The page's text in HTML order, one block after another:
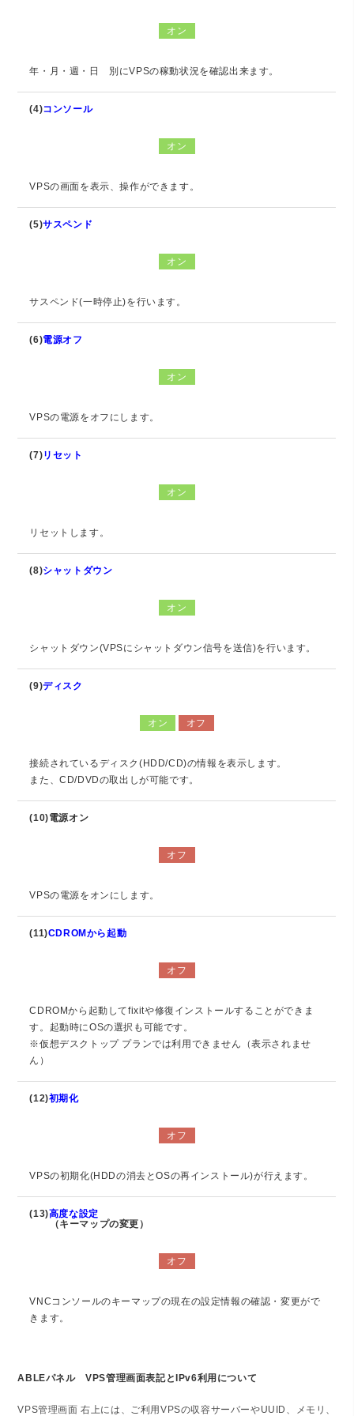
オン
年・月・週・日 別にVPSの稼動状況を確認出来ます。
(4)コンソール
オン
VPSの画面を表示、操作ができます。
(5)サスペンド
オン
サスペンド(一時停止)を行います。
(6)電源オフ
オン
VPSの電源をオフにします。
(7)リセット
オン
リセットします。
(8)シャットダウン
オン
シャットダウン(VPSにシャットダウン信号を送信)を行います。
(9)ディスク
オン オフ
接続されているディスク(HDD/CD)の情報を表示します。
また、CD/DVDの取出しが可能です。
(10)電源オン
オフ
VPSの電源をオンにします。
(11)CDROMから起動
オフ
CDROMから起動してfixitや修復インストールすることができま
す。起動時にOSの選択も可能です。
※仮想デスクトップ プランでは利用できません（表示されませ
ん）
(12)初期化
オフ
VPSの初期化(HDDの消去とOSの再インストール)が行えます。
(13)高度な設定
（キーマップの変更）
オフ
VNCコンソールのキーマップの現在の設定情報の確認・変更がで
きます。
ABLEパネル VPS管理画面表記とIPv6利用について
VPS管理画面 右上には、ご利用VPSの収容サーバーやUUID、メモリ、